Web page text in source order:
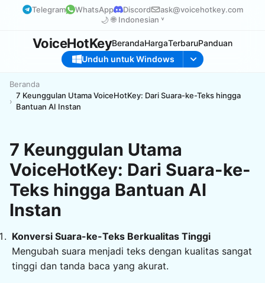
Telegram WhatsApp Discord ask@voicehotkey.com
🌙 🌐 Indonesian ˅
VoiceHotKeyBerandaHargaTerbaruPanduan
Unduh untuk Windows
Beranda
7 Keunggulan Utama VoiceHotKey: Dari Suara-ke-Teks hingga
Bantuan AI Instan
7 Keunggulan Utama
VoiceHotKey: Dari Suara-ke-
Teks hingga Bantuan AI
Instan
Konversi Suara-ke-Teks Berkualitas Tinggi
Mengubah suara menjadi teks dengan kualitas sangat
tinggi dan tanda baca yang akurat.